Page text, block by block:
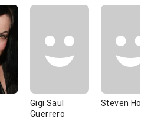
Gigi Saul
Guerrero
Steven